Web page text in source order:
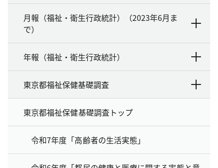
月報（福祉・衛生行政統計）（2023年6月ま
で）
年報（福祉・衛生行政統計）
東京都福祉保健基礎調査
東京都福祉保健基礎調査トップ
令和7年度「高齢者の生活実態」